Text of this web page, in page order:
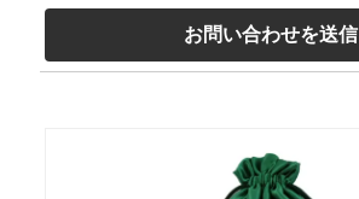
お問い合わせを送信